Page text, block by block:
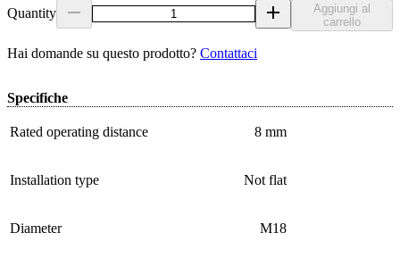
Quantity
Aggiungi al
carrello
Hai domande su questo prodotto? Contattaci
Specifiche
Rated operating distance 8 mm
Installation type Not flat
Diameter M18